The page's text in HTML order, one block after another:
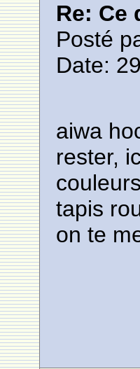
Re: Ce
Posté
Date:
aiwa
rester,
tapis
on te